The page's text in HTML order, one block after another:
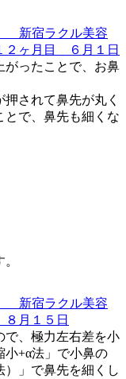
がったことで、お鼻
されて鼻先が丸く
とで、鼻先も細くな
で、極力左右差を小
小+α法」で小鼻の
）」で鼻先を細くし